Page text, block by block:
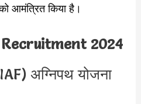
आमंत्रित किया है।
2024
अग्निपथ योजना